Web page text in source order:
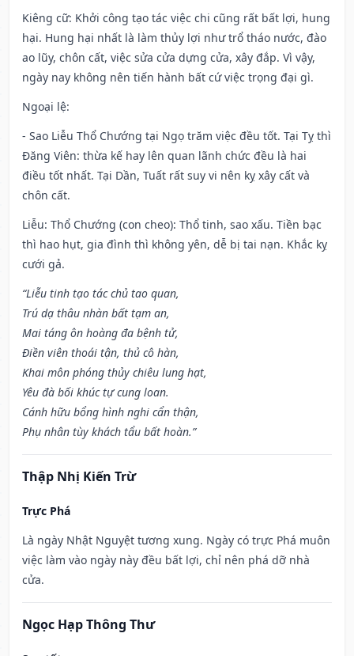
Kiêng cữ: Khởi công tạo tác việc chi cũng rất bất lợi, hung
hại. Hung hại nhất là làm thủy lợi như trổ tháo nước, đào
ao lũy, chôn cất, việc sửa cửa dựng cửa, xây đắp. Vì vậy,
ngày nay không nên tiến hành bất cứ việc trọng đại gì.
Ngoại lệ:
- Sao Liễu Thổ Chướng tại Ngọ trăm việc đều tốt. Tại Tỵ thì
Đăng Viên: thừa kế hay lên quan lãnh chức đều là hai
điều tốt nhất. Tại Dần, Tuất rất suy vi nên kỵ xây cất và
chôn cất.
Liễu: Thổ Chướng (con cheo): Thổ tinh, sao xấu. Tiền bạc
thì hao hụt, gia đình thì không yên, dễ bị tai nạn. Khắc kỵ
cưới gả.
“Liễu tinh tạo tác chủ tao quan,
Trú dạ thâu nhàn bất tạm an,
Mai táng ôn hoàng đa bệnh tử,
Điền viên thoái tận, thủ cô hàn,
Khai môn phóng thủy chiêu lung hạt,
Yêu đà bối khúc tự cung loan.
Cánh hữu bổng hình nghi cẩn thận,
Phụ nhân tùy khách tẩu bất hoàn.”
Thập Nhị Kiến Trừ
Trực Phá
Là ngày Nhật Nguyệt tương xung. Ngày có trực Phá muôn
việc làm vào ngày này đều bất lợi, chỉ nên phá dỡ nhà
cửa.
Ngọc Hạp Thông Thư